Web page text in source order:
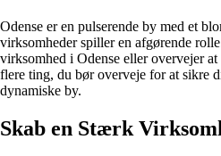
Odense er en pulserende by med et
virksomheder spiller en afgørende
virksomhed i Odense eller overvejer
flere ting, du bør overveje for at sikre
dynamiske by.
Skab en Stærk